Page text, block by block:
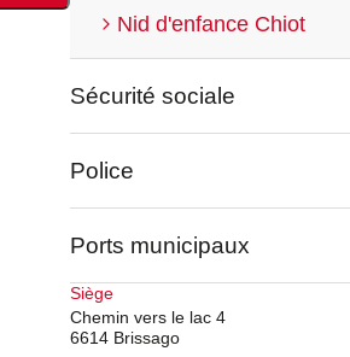
Nid d'enfance Chiot
Sécurité sociale
Police
Ports municipaux
Siège
Chemin vers le lac 4
6614 Brissago